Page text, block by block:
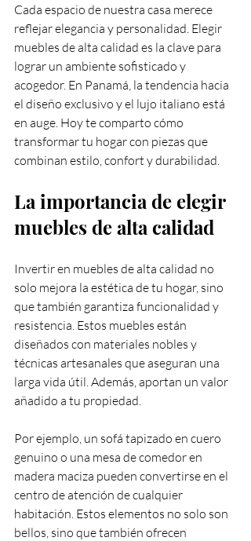
Cada espacio de nuestra casa merece
reflejar elegancia y personalidad. Elegir
muebles de alta calidad es la clave para
lograr un ambiente sofisticado y
acogedor. En Panamá, la tendencia hacia
el diseño exclusivo y el lujo italiano está
en auge. Hoy te comparto cómo
transformar tu hogar con piezas que
combinan estilo, confort y durabilidad.
La importancia de elegir
muebles de alta calidad
Invertir en muebles de alta calidad no
solo mejora la estética de tu hogar, sino
que también garantiza funcionalidad y
resistencia. Estos muebles están
diseñados con materiales nobles y
técnicas artesanales que aseguran una
larga vida útil. Además, aportan un valor
añadido a tu propiedad.
Por ejemplo, un sofá tapizado en cuero
genuino o una mesa de comedor en
madera maciza pueden convertirse en el
centro de atención de cualquier
habitación. Estos elementos no solo son
bellos, sino que también ofrecen